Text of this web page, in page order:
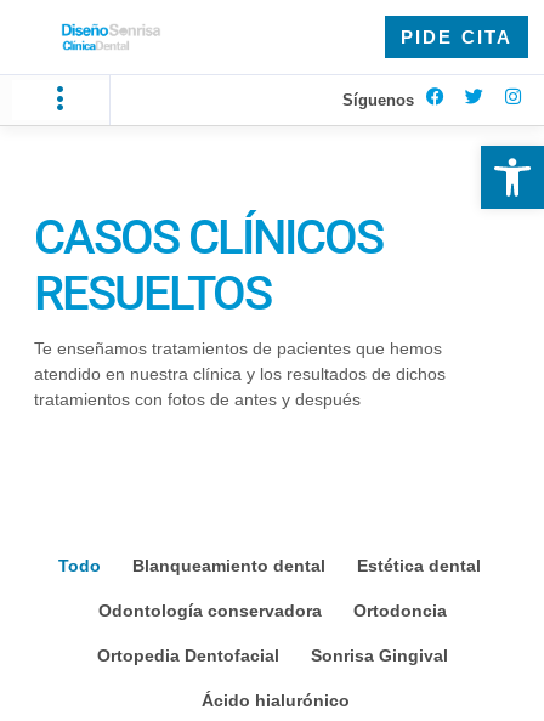
PIDE CITA
Síguenos
CASOS CLÍNICOS
RESUELTOS
Te enseñamos tratamientos de pacientes que hemos
atendido en nuestra clínica y los resultados de dichos
tratamientos con fotos de antes y después
Todo Blanqueamiento dental Estética dental
Odontología conservadora Ortodoncia
Ortopedia Dentofacial Sonrisa Gingival
Ácido hialurónico